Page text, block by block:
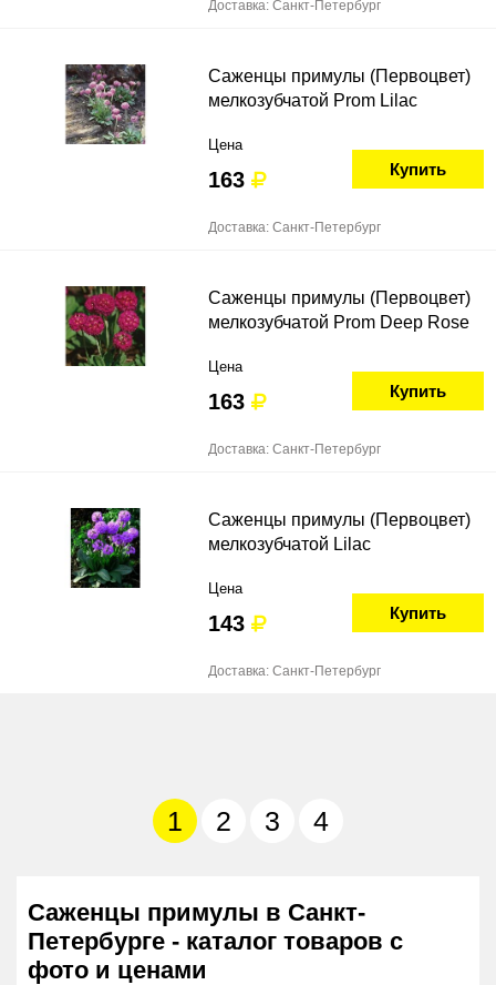
Доставка: Санкт-Петербург
Саженцы примулы (Первоцвет)
мелкозубчатой Prom Lilac
Цена
163 Купить
Доставка: Санкт-Петербург
Саженцы примулы (Первоцвет)
мелкозубчатой Prom Deep Rose
Цена
163 Купить
Доставка: Санкт-Петербург
Саженцы примулы (Первоцвет)
мелкозубчатой Lilac
Цена
143 Купить
Доставка: Санкт-Петербург
1 2 3 4
Саженцы примулы в Санкт-
Петербурге - каталог товаров с
фото и ценами